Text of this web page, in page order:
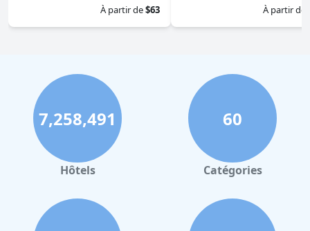
À partir de$63
À partir de
7,258,491
Hôtels
60
Catégories